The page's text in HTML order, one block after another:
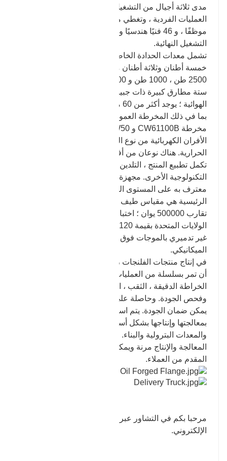
مدى ثلاثة أجيال من التشغيل المملوك للدولة إلى
التشغيل النهائية.
تشمل معدات الحدادة الخاصة بالشركة بشكل أساسي:
خمسة أطنان وثلاثة أطنان من مطارق الطرق الحرة ،
ستة مطارق كبيرة ذات جبيرة وأنواع مختلفة من المطارق
الهوائية ؛ يوجد أكثر من 60 مجموعة من معدات المعالجة ،
الأفران الكهربائية من نوع البئر ونوع الترولي للمعالجة
الحرارية. هناك نوعان من أفران التقسية ، والتي يمكن أن
تكمل تطبيع المنتج ، التلدين ، التقسية والمعالجات
التكنولوجية الأخرى. مجهزة بمختبر فيزيائي وكيميائي
معترف به على المستوى الوطني ، فإن معدات الاختبار
الرئيسية هي مقياس طيف مستورد من ألمانيا بقيمة
تقارب 500000 يوان ؛ اختبار صلابة برينل المستورد من
غير تدميري بالموجات فوق الصوتية واختبار الأداء
الميكانيكي.
أن تمر بسلسلة من العمليات مثل الصب ، القطع الخام ،
الخراطة الدقيقة ، الثقب ، الحفر ، المعالجة الحرارية
يمكن ضمان الجودة. يتم استخدام الفلنجات التي نقوم
بمعالجتها وإنتاجها بشكل أساسي في صناعات الآلات
والمعدات البترولية والبناء. المواد المستخدمة في
المعالجة والإنتاج مرنة ويمكن صبها وفقًا للشكل والحجم
المقدم من العملاء.
مرحبا بكم في التشاور عبر الإنترنت أو عن طريق البريد
الإلكتروني.